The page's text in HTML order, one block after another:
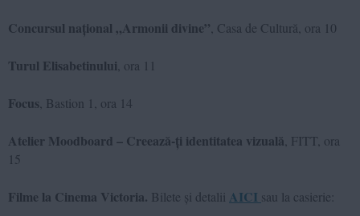
Concursul național „Armonii divine” , Casa de Cultură, ora 10
Turul Elisabetinului , ora 11
Focus , Bastion 1, ora 14
Atelier Moodboard – Creează-ți identitatea vizuală , FITT, ora
15
Filme la Cinema Victoria. Bilete și detalii AICI sau la casierie: